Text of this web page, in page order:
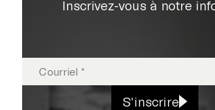
EXPOSITIONS
Inscrivez-vous à notre
S'inscrire